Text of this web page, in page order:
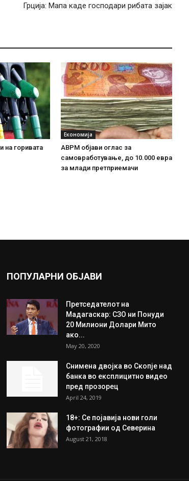
Грција: Мапа каде господари рибата зајак
на горивата
Економија
АВРМ објави оглас за
самовработување, до 10.000 евра
за млади претприемачи
ПОПУЛАРНИ ОБЈАВИ
Претседателот на
Мадагаскар: СЗО ни Понуди
20 Милиони Долари Мито
ако...
May 20, 2020
Снимена двојка во Скопје над
банка во експлицитно видео
пред прозорец
April 24, 2019
18+: Се појавија нови голи
фотографии од Северина
August 21, 2018